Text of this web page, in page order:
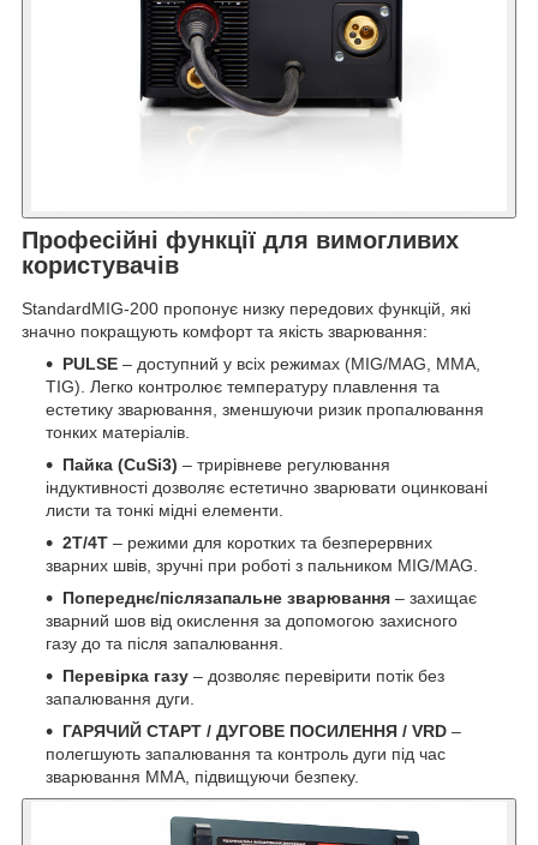
Професійні функції для вимогливих
користувачів
StandardMIG-200 пропонує низку передових функцій, які
значно покращують комфорт та якість зварювання:
PULSE – доступний у всіх режимах (MIG/MAG, MMA,
TIG). Легко контролює температуру плавлення та
естетику зварювання, зменшуючи ризик пропалювання
тонких матеріалів.
Пайка (CuSi3) – трирівневе регулювання
індуктивності дозволяє естетично зварювати оцинковані
листи та тонкі мідні елементи.
2T/4T – режими для коротких та безперервних
зварних швів, зручні при роботі з пальником MIG/MAG.
Попереднє/післязапальне зварювання – захищає
зварний шов від окислення за допомогою захисного
газу до та після запалювання.
Перевірка газу – дозволяє перевірити потік без
запалювання дуги.
ГАРЯЧИЙ СТАРТ / ДУГОВЕ ПОСИЛЕННЯ / VRD –
полегшують запалювання та контроль дуги під час
зварювання MMA, підвищуючи безпеку.